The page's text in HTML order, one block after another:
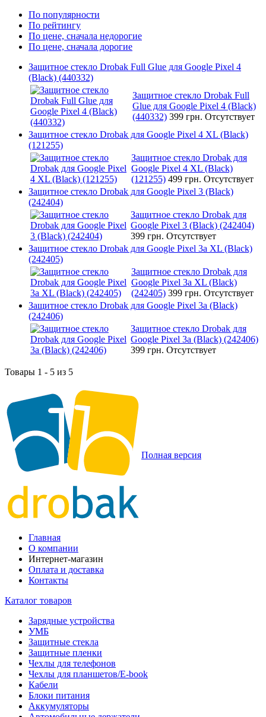
По популярности
По рейтингу
По цене, сначала недорогие
По цене, сначала дорогие
Защитное стекло Drobak Full Glue для Google Pixel 4
(Black) (440332)
Защитное стекло Drobak Full
Glue для Google Pixel 4 (Black)
(440332) 399 грн. Отсутствует
Защитное стекло Drobak для Google Pixel 4 XL (Black)
(121255)
Защитное стекло Drobak для
Google Pixel 4 XL (Black)
(121255) 499 грн. Отсутствует
Защитное стекло Drobak для Google Pixel 3 (Black)
(242404)
Защитное стекло Drobak для
Google Pixel 3 (Black) (242404)
399 грн. Отсутствует
Защитное стекло Drobak для Google Pixel 3a XL (Black)
(242405)
Защитное стекло Drobak для
Google Pixel 3a XL (Black)
(242405) 399 грн. Отсутствует
Защитное стекло Drobak для Google Pixel 3a (Black)
(242406)
Защитное стекло Drobak для
Google Pixel 3a (Black) (242406)
399 грн. Отсутствует
Товары 1 - 5 из 5
Полная версия
Главная
О компании
Интернет-магазин
Оплата и доставка
Контакты
Каталог товаров
Зарядные устройства
УМБ
Защитные стекла
Защитные пленки
Чехлы для телефонов
Чехлы для планшетов/E-book
Кабели
Блоки питания
Аккумуляторы